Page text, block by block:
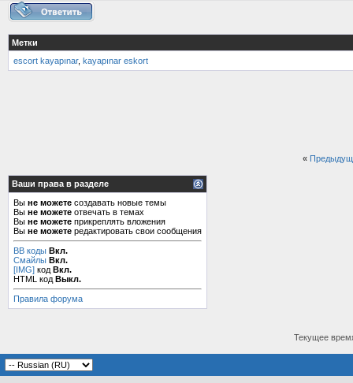
Метки
escort kayapınar, kayapınar eskort
«
Ваши права в разделе
Вы не можете создавать новые темы
Вы не можете отвечать в темах
Вы не можете прикреплять вложения
Вы не можете редактировать свои сообщения
BB коды Вкл.
Смайлы Вкл.
[IMG] код Вкл.
HTML код Выкл.
Правила форума
Текущее